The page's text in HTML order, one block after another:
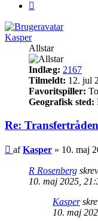
Kasper
Allstar
Indlæg: 2167
Tilmeldt: 12. jul
Favoritspiller:
Geografisk sted:
Re:
Indlæg
afKasper » 10. maj
R Rosenberg
10. maj 2025,
Kasper
10. maj